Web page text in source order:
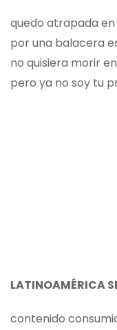
quedo atrapada en
por una balacera
no quisiera morir
pero ya no soy tu
LATINOAMÉRICA
contenido